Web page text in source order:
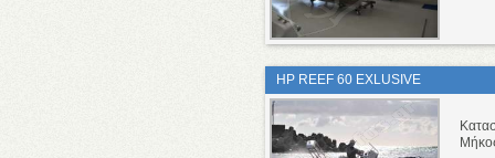
HP REEF 60 EXLUSIVE